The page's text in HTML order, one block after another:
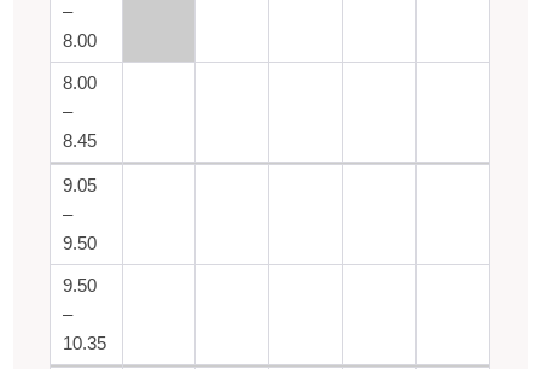
–
8.00
8.00
–
8.45
9.05
–
9.50
9.50
–
10.35